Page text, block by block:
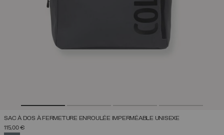
SAC À DOS À FERMETURE ENROULÉE IMPERMÉABLE UNISEXE
115,00 €